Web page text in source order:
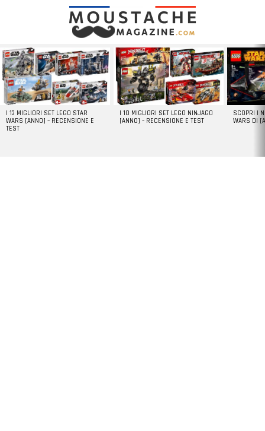
LATEST
STORIES
I 13 MIGLIORI SET LEGO STAR
WARS [ANNO] – RECENSIONE E
TEST
I 10 MIGLIORI SET LEGO NINJAGO
[ANNO] – RECENSIONE E TEST
SCOPRI I
WARS DI